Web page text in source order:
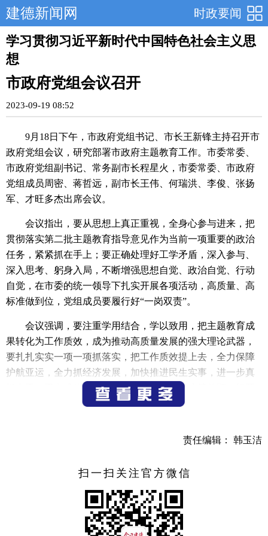
时政要闻
建德新闻网
学习贯彻习近平新时代中国特色社会主义思
想
市政府党组会议召开
2023-09-19 08:52
9月18日下午，市政府党组书记、市长王新锋主持召开市
政府党组会议，研究部署市政府主题教育工作。市委常委、
市政府党组副书记、常务副市长程星火，市委常委、市政府
党组成员周密、蒋哲远，副市长王伟、何瑞洪、李俊、张扬
军、才旺多杰出席会议。
会议指出，要从思想上真正重视，全身心参与进来，把
贯彻落实第二批主题教育指导意见作为当前一项重要的政治
任务，紧紧抓在手上；要正确处理好工学矛盾，深入参与、
深入思考、躬身入局，不断增强思想自觉、政治自觉、行动
自觉，在市委的统一领导下扎实开展各项活动，高质量、高
标准做到位，党组成员要履行好“一岗双责”。
会议强调，要注重学用结合，学以致用，把主题教育成
果转化为工作质效，成为推动高质量发展的强大理论武器，
要扎扎实实一项一项抓落实，把工作质效提上去，全力保障
护航亚运，全力抓经济发展，加快推进民生实事，进一步真
抓实干，干出成效；要真正做到从严从实，统筹兼顾，把开
展主题教育和全年工作收官、新年度工作谋划统筹起来，确
查研究，大兴调查研究之风，在调查研究中推进工作，用发
入基层和企业，把情况摸清、把对策找准、把事情办好；党
组成员要带好头、作表率，一级带着一级学，一级带着一级
干，力戒形式主义，抓好检视整改，形成长效机制，严守规
责任编辑： 韩玉洁
扫一扫关注官方微信